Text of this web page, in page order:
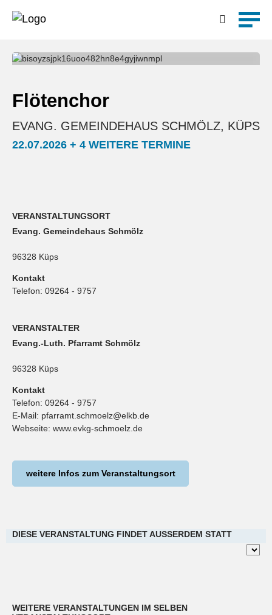
Flötenchor
EVANG. GEMEINDEHAUS SCHMÖLZ, KÜPS
22.07.2026 + 4 WEITERE TERMINE
VERANSTALTUNGSORT
Evang. Gemeindehaus Schmölz
96328 Küps
Kontakt
Telefon: 09264 - 9757
VERANSTALTER
Evang.-Luth. Pfarramt Schmölz
96328 Küps
Kontakt
Telefon: 09264 - 9757
E-Mail: pfarramt.schmoelz@elkb.de
Webseite: www.evkg-schmoelz.de
weitere Infos zum Veranstaltungsort
DIESE VERANSTALTUNG FINDET AUSSERDEM STATT
WEITERE VERANSTALTUNGEN IM SELBEN